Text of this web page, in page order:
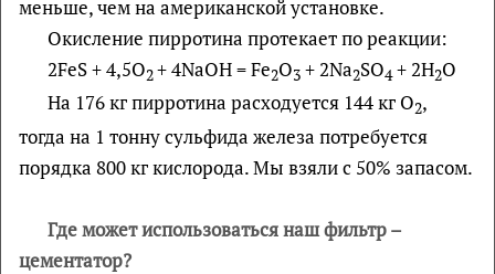
меньше, чем на американской установке.
Окисление пирротина протекает по реакции:
2FeS + 4,5O2+ 4NaOH = Fe2O3+ 2Na2SO4 + 2H2O
На 176 кг пирротина расходуется 144 кг O2,
тогда на 1 тонну сульфида железа потребуется
порядка 800 кг кислорода. Мы взяли с 50% запасом.
Где может использоваться наш фильтр –
цементатор?